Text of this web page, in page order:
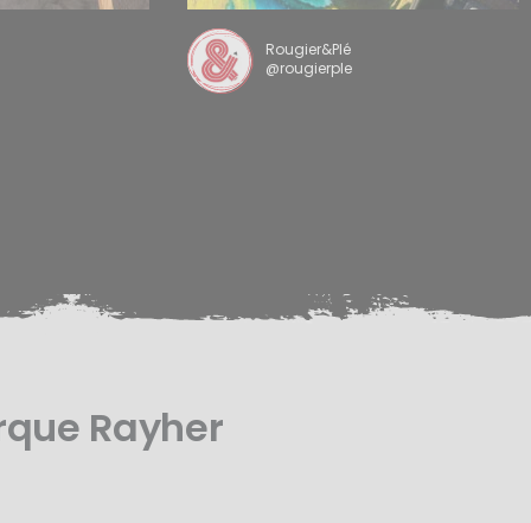
Rougier&Plé
@rougierple
Rayher